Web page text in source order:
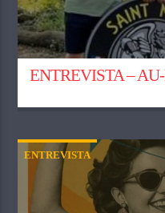
ENTREVISTA –
ENTREVISTA